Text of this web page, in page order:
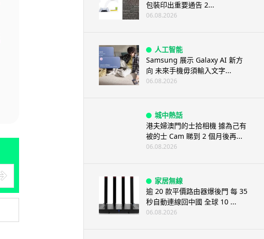
包裝印出重要通告 2...
06.08.2026
人工智能
Samsung 展示 Galaxy AI 新方
向 未來手機毋須輸入文字...
06.08.2026
城中熱話
港夫婦澳門的士拾相機 據為己有
被的士 Cam 睇到 2 個月後再...
06.08.2026
家居無線
逾 20 款平價路由器爆後門 每 35
秒自動連線回中國 全球 10 ...
06.08.2026